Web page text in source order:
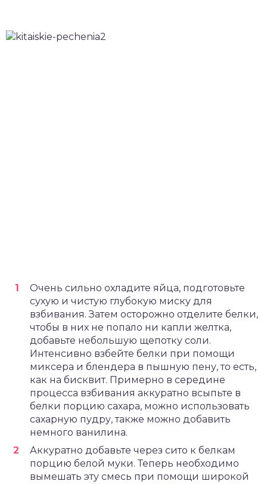
Очень сильно охладите яйца, подготовьте
сухую и чистую глубокую миску для
взбивания. Затем осторожно отделите белки,
чтобы в них не попало ни капли желтка,
добавьте небольшую щепотку соли.
Интенсивно взбейте белки при помощи
миксера и блендера в пышную пену, то есть,
как на бисквит. Примерно в середине
процесса взбивания аккуратно всыпьте в
белки порцию сахара, можно использовать
сахарную пудру, также можно добавить
немного ванилина.
Аккуратно добавьте через сито к белкам
порцию белой муки. Теперь необходимо
вымешать эту смесь при помощи широкой